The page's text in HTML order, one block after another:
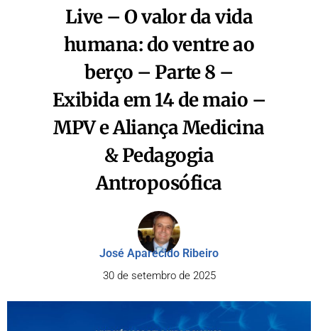
Live – O valor da vida
humana: do ventre ao
berço – Parte 8 –
Exibida em 14 de maio –
MPV e Aliança Medicina
& Pedagogia
Antroposófica
José Aparecido Ribeiro
30 de setembro de 2025